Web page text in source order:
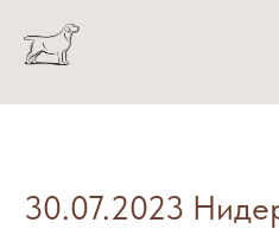
30.07.2023